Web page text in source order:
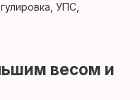
УПС,
весом и